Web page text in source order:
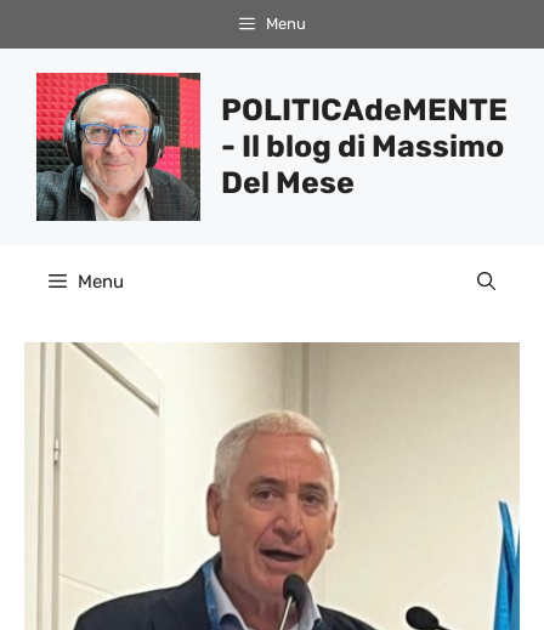
al
contenuto
Menu
POLITICAdeMENTE
- Il blog di Massimo
Del Mese
Menu